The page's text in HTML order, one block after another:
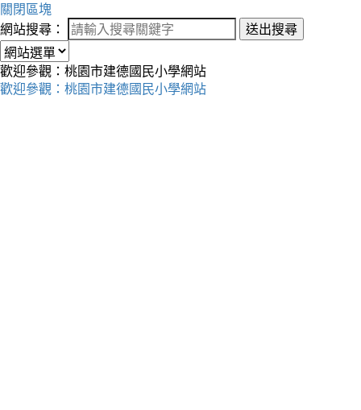
關閉區塊
網站搜尋：
送出搜尋
歡迎參觀：桃園市建德國民小學網站
歡迎參觀：桃園市建德國民小學網站